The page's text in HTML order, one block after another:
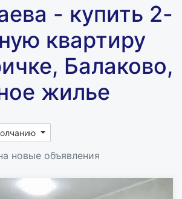
- купить 2-
квартиру
Балаково,
жилье
новые объявления